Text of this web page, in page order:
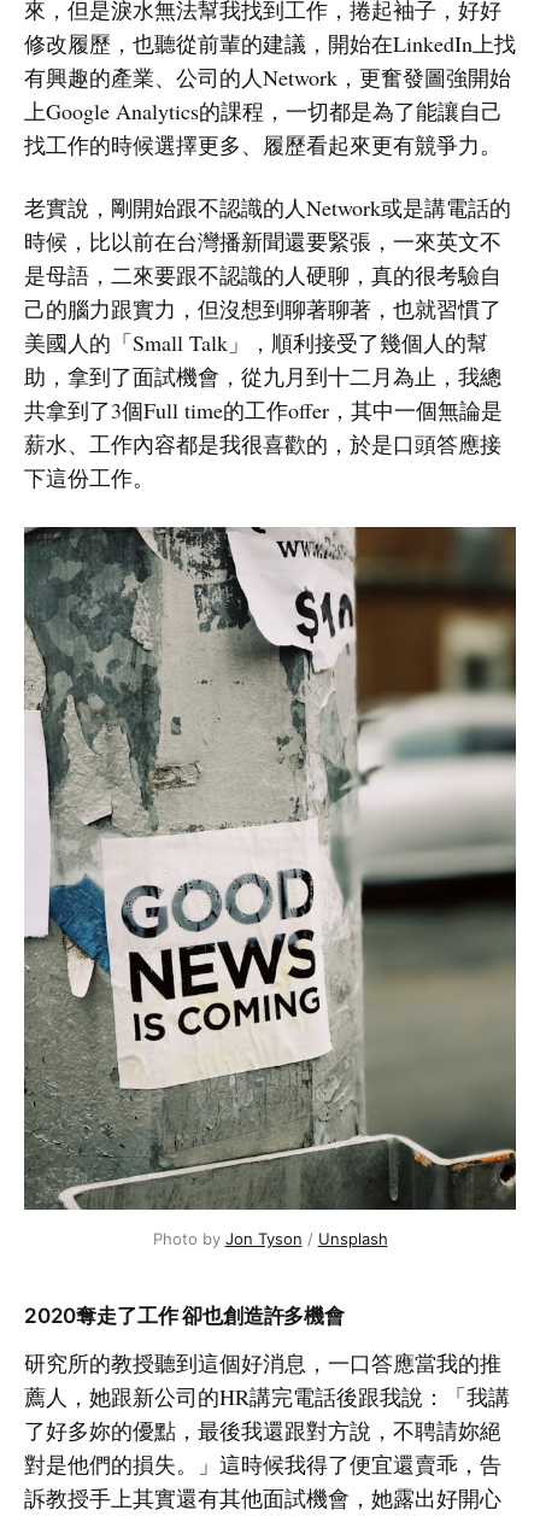
來，但是淚水無法幫我找到工作，捲起袖子，好好
修改履歷，也聽從前輩的建議，開始在LinkedIn上找
有興趣的產業、公司的人Network，更奮發圖強開始
上Google Analytics的課程，一切都是為了能讓自己
找工作的時候選擇更多、履歷看起來更有競爭力。
老實說，剛開始跟不認識的人Network或是講電話的
時候，比以前在台灣播新聞還要緊張，一來英文不
是母語，二來要跟不認識的人硬聊，真的很考驗自
己的腦力跟實力，但沒想到聊著聊著，也就習慣了
美國人的「Small Talk」，順利接受了幾個人的幫
助，拿到了面試機會，從九月到十二月為止，我總
共拿到了3個Full time的工作offer，其中一個無論是
薪水、工作內容都是我很喜歡的，於是口頭答應接
下這份工作。
Photo by Jon Tyson / Unsplash
2020奪走了工作 卻也創造許多機會
研究所的教授聽到這個好消息，一口答應當我的推
薦人，她跟新公司的HR講完電話後跟我說：「我講
了好多妳的優點，最後我還跟對方說，不聘請妳絕
對是他們的損失。」這時候我得了便宜還賣乖，告
訴教授手上其實還有其他面試機會，她露出好開心